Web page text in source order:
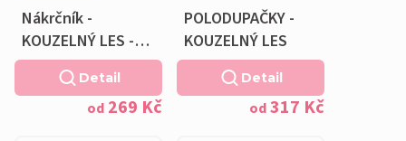
Nákrčník -
KOUZELNÝ LES -
bavlněná světlá
khaki podšívka
od 269 Kč
Detail
POLODUPAČKY -
KOUZELNÝ LES
od317 Kč
Detail